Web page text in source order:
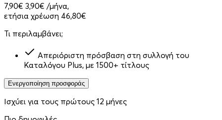
7,90€ 3,90€ /μήνα,
ετήσια χρέωση 46,80€
Τι περιλαμβάνει;
Απεριόριστη πρόσβαση στη συλλογή του
Καταλόγου Plus, με 1500+ τίτλους
Ενεργοποίηση προσφοράς
Ισχύει για τους πρώτους 12 μήνες